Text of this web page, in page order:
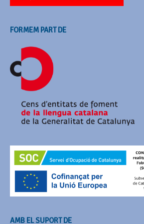
FORMEM PART DE
AMB EL SUPORT DE